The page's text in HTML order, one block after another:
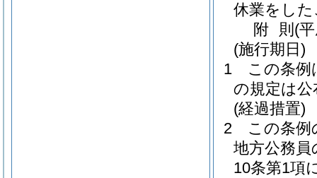
休業をし
附 則 (
(施行期日)
1
この条例
の規定は
(経過措置)
2
この条例
地方公務員
10条第1項